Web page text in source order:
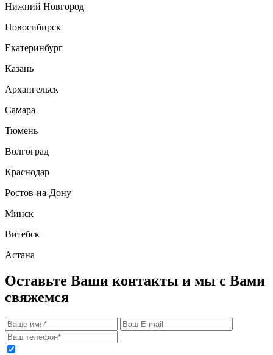
Нижний Новгород
Новосибирск
Екатеринбург
Казань
Архангельск
Самара
Тюмень
Волгоград
Краснодар
Ростов-на-Дону
Минск
Витебск
Астана
Оставьте Ваши контакты и мы с Вами
свяжемся